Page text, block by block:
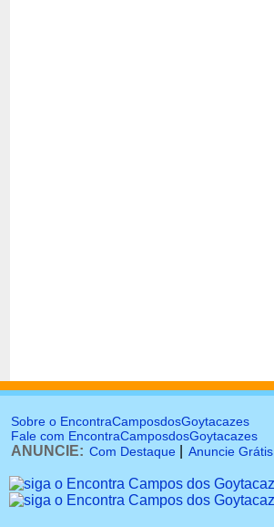
Sobre o EncontraCamposdosGoytacazes
Fale com EncontraCamposdosGoytacazes
ANUNCIE: Com Destaque Anuncie Grátis